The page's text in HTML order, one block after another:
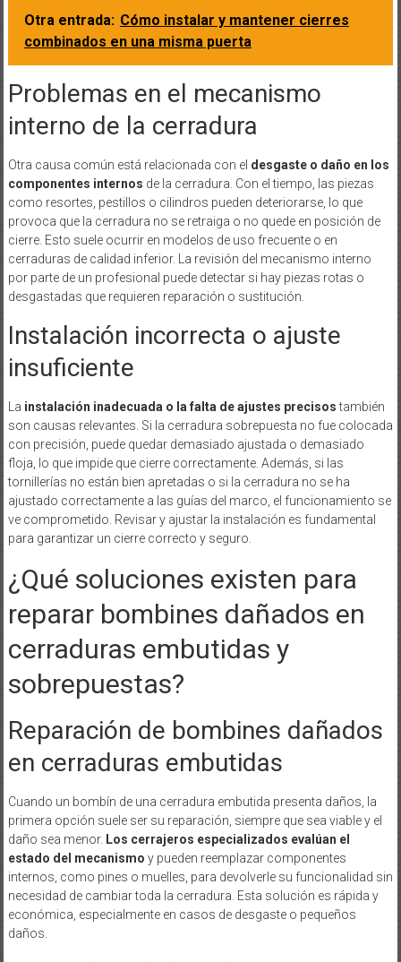
Otra entrada: Cómo instalar y mantener cierres
combinados en una misma puerta
Problemas en el mecanismo
interno de la cerradura
Otra causa común está relacionada con el desgaste o daño en los
componentes internos de la cerradura. Con el tiempo, las piezas
como resortes, pestillos o cilindros pueden deteriorarse, lo que
provoca que la cerradura no se retraiga o no quede en posición de
cierre. Esto suele ocurrir en modelos de uso frecuente o en
cerraduras de calidad inferior. La revisión del mecanismo interno
por parte de un profesional puede detectar si hay piezas rotas o
desgastadas que requieren reparación o sustitución.
Instalación incorrecta o ajuste
insuficiente
La instalación inadecuada o la falta de ajustes precisostambién
son causas relevantes. Si la cerradura sobrepuesta no fue colocada
con precisión, puede quedar demasiado ajustada o demasiado
floja, lo que impide que cierre correctamente. Además, si las
tornillerías no están bien apretadas o si la cerradura no se ha
ajustado correctamente a las guías del marco, el funcionamiento se
ve comprometido. Revisar y ajustar la instalación es fundamental
para garantizar un cierre correcto y seguro.
¿Qué soluciones existen para
reparar bombines dañados en
cerraduras embutidas y
sobrepuestas?
Reparación de bombines dañados
en cerraduras embutidas
Cuando un bombín de una cerradura embutida presenta daños, la
primera opción suele ser su reparación, siempre que sea viable y el
daño sea menor. Los cerrajeros especializados evalúan el
estado del mecanismo y pueden reemplazar componentes
internos, como pines o muelles, para devolverle su funcionalidad sin
necesidad de cambiar toda la cerradura. Esta solución es rápida y
económica, especialmente en casos de desgaste o pequeños
daños.